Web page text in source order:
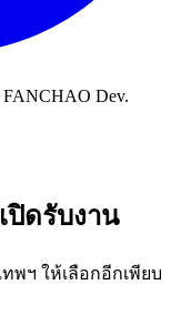
FANCHAO Dev.
ปิดรับงาน
ทพฯ ให้เลือกอีกเพียบ